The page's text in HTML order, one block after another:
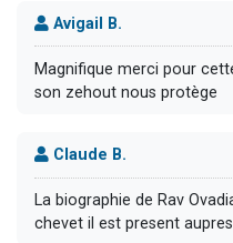
Avigail B.
Magnifique merci pour
son zehout nous protège
Claude B.
La biographie de Rav
chevet il est present